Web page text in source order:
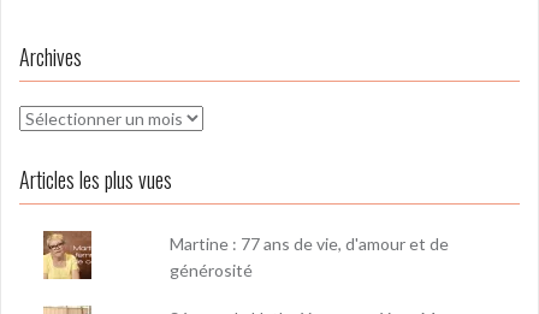
Archives
Archives
Articles les plus vues
Martine : 77 ans de vie, d'amour et de
générosité